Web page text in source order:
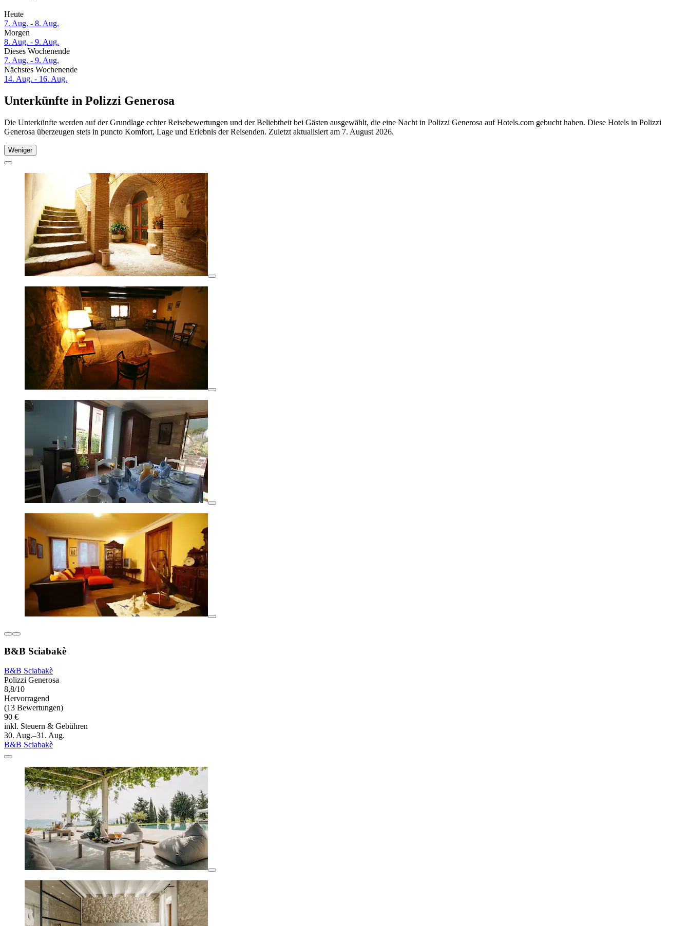
Heute
7. Aug. - 8. Aug.
Morgen
8. Aug. - 9. Aug.
Dieses Wochenende
7. Aug. - 9. Aug.
Nächstes Wochenende
14. Aug. - 16. Aug.
Unterkünfte in Polizzi Generosa
Die Unterkünfte werden auf der Grundlage echter Reisebewertungen und der Beliebtheit bei Gästen ausgewählt, die eine Nacht in Polizzi Generosa auf Hotels.com gebucht haben. Diese Hotels in Polizzi
Generosa überzeugen stets in puncto Komfort, Lage und Erlebnis der Reisenden. Zuletzt aktualisiert am 7. August 2026.
Weniger
B&B Sciabakè
B&B Sciabakè
Polizzi Generosa
8,8/10
Hervorragend
(13 Bewertungen)
90 €
inkl. Steuern & Gebühren
30. Aug.–31. Aug.
B&B Sciabakè